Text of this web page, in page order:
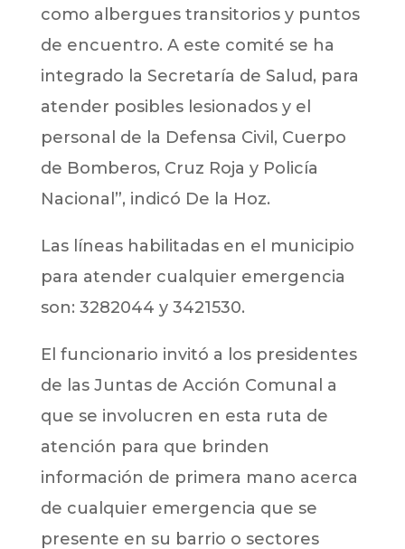
como albergues transitorios y puntos
de encuentro. A este comité se ha
integrado la Secretaría de Salud, para
atender posibles lesionados y el
personal de la Defensa Civil, Cuerpo
de Bomberos, Cruz Roja y Policía
Nacional”, indicó De la Hoz.
Las líneas habilitadas en el municipio
para atender cualquier emergencia
son: 3282044 y 3421530.
El funcionario invitó a los presidentes
de las Juntas de Acción Comunal a
que se involucren en esta ruta de
atención para que brinden
información de primera mano acerca
de cualquier emergencia que se
presente en su barrio o sectores